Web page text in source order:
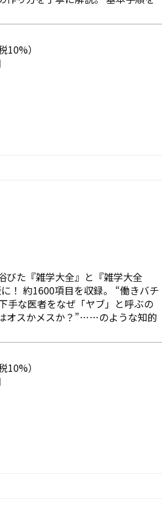
）
びた『雑学大全』と『雑学大全
！ 約1600項目を収録。 “働きバチ
手な医者をなぜ「ヤブ」と呼ぶの
オスかメスか？”……のような知的
）